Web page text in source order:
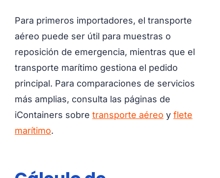
Para primeros importadores, el transporte
aéreo puede ser útil para muestras o
reposición de emergencia, mientras que el
transporte marítimo gestiona el pedido
principal. Para comparaciones de servicios
más amplias, consulta las páginas de
iContainers sobre transporte aéreo y flete
marítimo.